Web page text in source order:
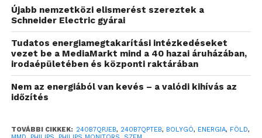
spektrumú fénysugárnak történő túlzott kitettség
azonban árthat a szemnek.
Újabb nemzetközi elismerést szereztek a
Schneider Electric gyárai
Tudatos energiamegtakarítási intézkedéseket
vezet be a MediaMarkt mind a 40 hazai áruházában,
irodaépületében és központi raktárában
Nem az energiából van kevés – a valódi kihívás az
időzítés
TOVÁBBI CIKKEK: 240B7QPJEB, 240B7QPTEB, BOLYGÓ, ENERGIA, FÖLD,